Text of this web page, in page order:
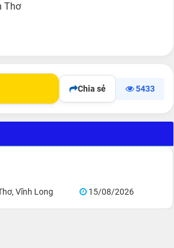
Thơ
Chia sẻ 5433
Vĩnh Long 15/08/2026